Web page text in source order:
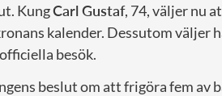
KungCarl Gustaf, 74, väljer nu
kalender. Dessutom väljer
besök.
beslut om att frigöra fem av